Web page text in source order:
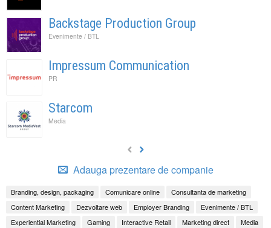
Backstage Production Group
Evenimente / BTL
Impressum Communication
PR
Starcom
Media
Adauga prezentare de companie
Branding, design, packaging Comunicare online
Consultanta de marketing
Content Marketing
Dezvoltare web Employer Branding
Evenimente / BTL
Experiential Marketing
Gaming Interactive Retail Marketing direct
Media